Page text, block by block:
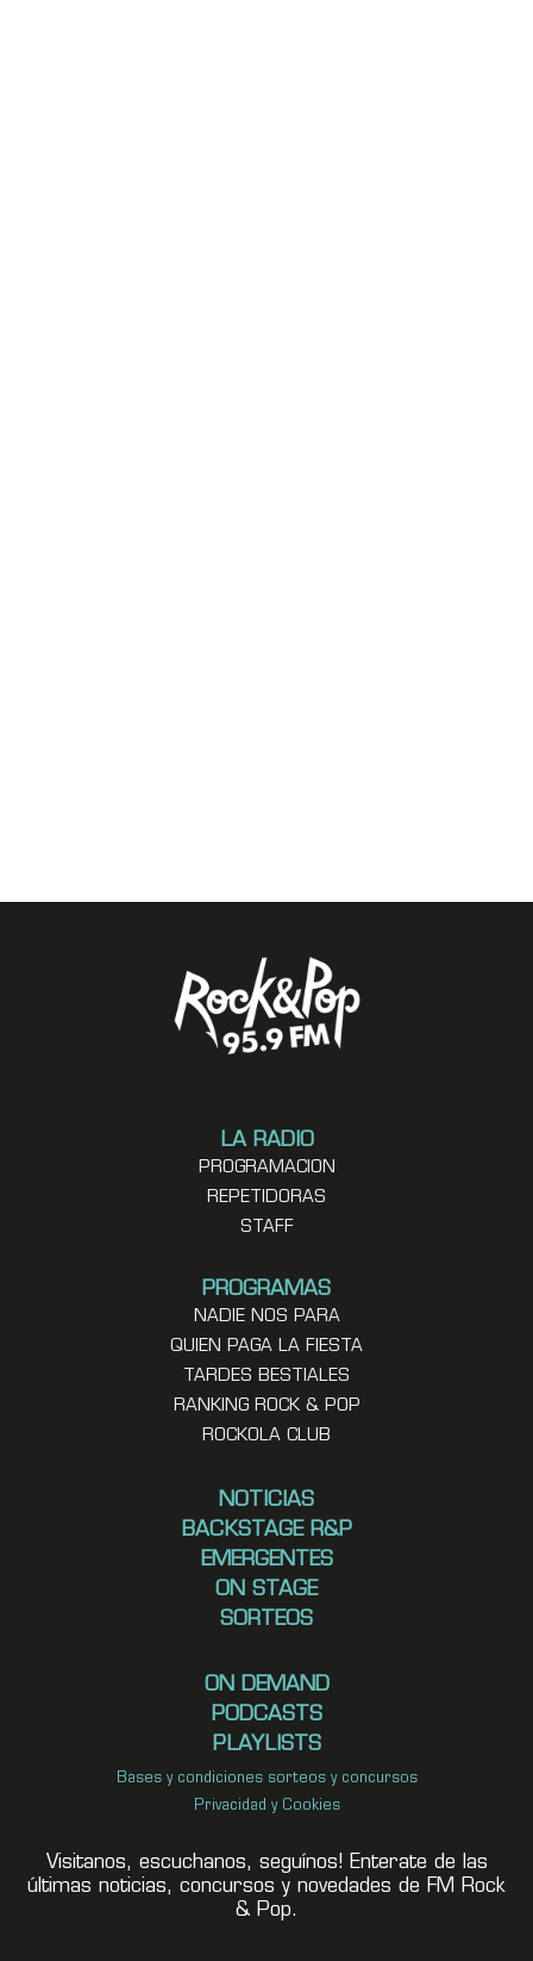
LA RADIO
PROGRAMACION
REPETIDORAS
STAFF
PROGRAMAS
NADIE NOS PARA
QUIEN PAGA LA FIESTA
TARDES BESTIALES
RANKING ROCK & POP
ROCKOLA CLUB
NOTICIAS
BACKSTAGE R&P
EMERGENTES
ON STAGE
SORTEOS
ON DEMAND
PODCASTS
PLAYLISTS
Bases y condiciones sorteos y concursos
Privacidad y Cookies
Visitanos, escuchanos, seguínos! Enterate de las
últimas noticias, concursos y novedades de FM Rock
& Pop.